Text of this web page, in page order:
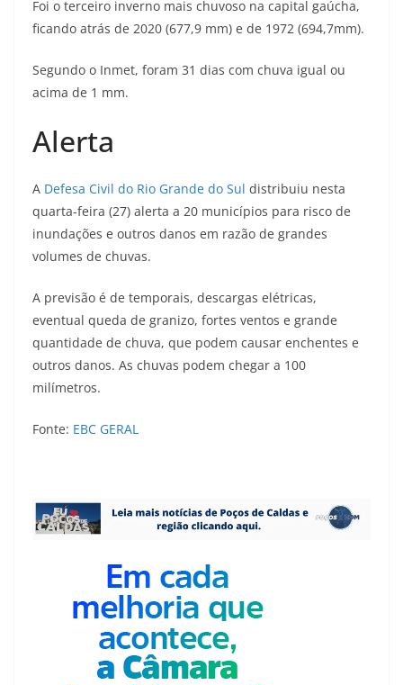
Foi o terceiro inverno mais chuvoso na capital gaúcha,
ficando atrás de 2020 (677,9 mm) e de 1972 (694,7mm).
Segundo o Inmet, foram 31 dias com chuva igual ou
acima de 1 mm.
Alerta
A Defesa Civil do Rio Grande do Sul distribuiu nesta
quarta-feira (27) alerta a 20 municípios para risco de
inundações e outros danos em razão de grandes
volumes de chuvas.
A previsão é de temporais, descargas elétricas,
eventual queda de granizo, fortes ventos e grande
quantidade de chuva, que podem causar enchentes e
outros danos. As chuvas podem chegar a 100
milímetros.
Fonte: EBC GERAL